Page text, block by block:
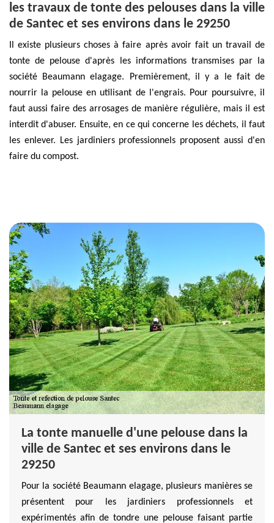
les travaux de tonte des pelouses dans la ville
de Santec et ses environs dans le 29250
Il existe plusieurs choses à faire après avoir fait un travail de
tonte de pelouse d'après les informations transmises par la
société Beaumann elagage. Premièrement, il y a le fait de
nourrir la pelouse en utilisant de l'engrais. Pour poursuivre, il
faut aussi faire des arrosages de manière régulière, mais il est
interdit d'abuser. Ensuite, en ce qui concerne les déchets, il faut
les enlever. Les jardiniers professionnels proposent aussi d'en
faire du compost.
La tonte manuelle d'une pelouse dans la
ville de Santec et ses environs dans le
29250
Pour la société Beaumann elagage, plusieurs manières se
présentent pour les jardiniers professionnels et
expérimentés afin de tondre une pelouse faisant partie